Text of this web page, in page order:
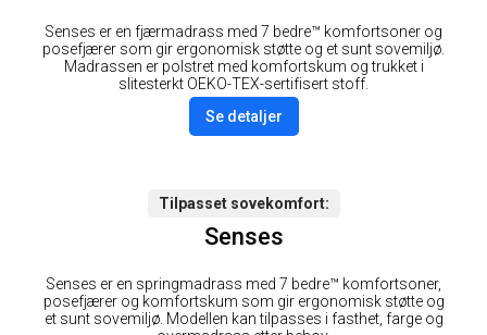
Senses er en fjærmadrass med 7 bedre™ komfortsoner og
posefjærer som gir ergonomisk støtte og et sunt sovemiljø.
Madrassen er polstret med komfortskum og trukket i
slitesterkt OEKO-TEX-sertifisert stoff.
Se detaljer
Tilpasset sovekomfort
Senses
Senses er en springmadrass med 7 bedre™ komfortsoner,
posefjærer og komfortskum som gir ergonomisk støtte og
et sunt sovemiljø. Modellen kan tilpasses i fasthet, farge og